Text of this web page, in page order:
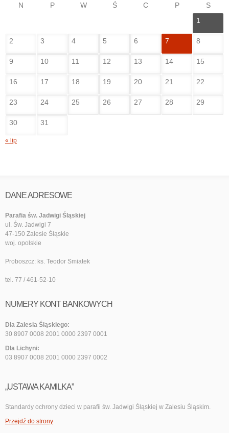
N P W Ś C P
S
1
2 3 4 5 6 7 8
9 10 11 12 13 14 15
16 17 18 19 20 21 22
23 24 25 26 27 28 29
30 31
« lip
DANE ADRESOWE
Parafia św. Jadwigi Śląskiej
ul. Św. Jadwigi 7
47-150 Zalesie Śląskie
woj. opolskie
Proboszcz: ks. Teodor Smiatek
tel. 77 / 461-52-10
NUMERY KONT BANKOWYCH
Dla Zalesia Śląskiego:
30 8907 0008 2001 0000 2397 0001
Dla Lichyni:
03 8907 0008 2001 0000 2397 0002
„USTAWA KAMILKA”
Standardy ochrony dzieci w parafii św. Jadwigi Śląskiej w Zalesiu Śląskim.
Przejdź do strony